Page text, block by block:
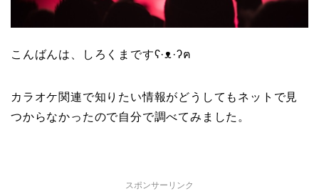
こんばんは、しろくまですʕ·ᴥ·ʔฅ
カラオケ関連で知りたい情報がどうしてもネットで見
つからなかったので自分で調べてみました。
スポンサーリンク